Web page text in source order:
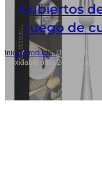
Cubiertos
Juego de
Inicio/Productos/Juegos de
inoxidable para 24 con caja